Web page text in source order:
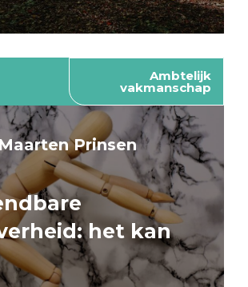
Ambtelijk
vakmanschap
Maarten Prinsen
het kan